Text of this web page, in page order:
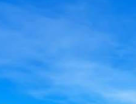
PARCHI NATURALI E AREE
[ 2 Aprile 2025 ]